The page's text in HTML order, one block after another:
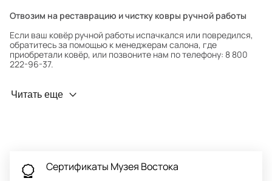
Отвозим на реставрацию и чистку ковры ручной работы
Если ваш ковёр ручной работы испачкался или повредился,
обратитесь за помощью к менеджерам салона, где
приобретали ковёр, или позвоните нам по телефону: 8 800
222-96-37.
Профилактика износа
Обратитесь в салон, где приобретали ковёр, договоритесь о
заборе ковра экспертом либо привозите его в салон.
Читать еще
Сертификаты Музея Востока